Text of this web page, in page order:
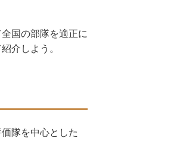
国の部隊を適正に
介しよう。
隊を中心とした